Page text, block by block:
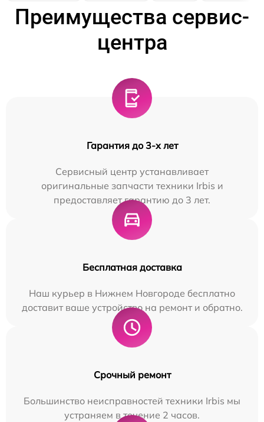
Преимущества сервис-
центра
Гарантия до 3-х лет
Сервисный центр устанавливает
оригинальные запчасти техники Irbis и
предоставляет гарантию до 3 лет.
Бесплатная доставка
Наш курьер в Нижнем Новгороде бесплатно
доставит ваше устройство на ремонт и обратно.
Срочный ремонт
Большинство неисправностей техники Irbis мы
устраняем в течение 2 часов.